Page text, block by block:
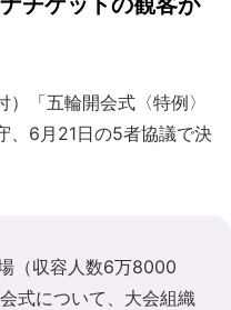
「五輪開会式〈特例〉
、6月21日の5者協議で決
（収容人数6万8000
式について、大会組織